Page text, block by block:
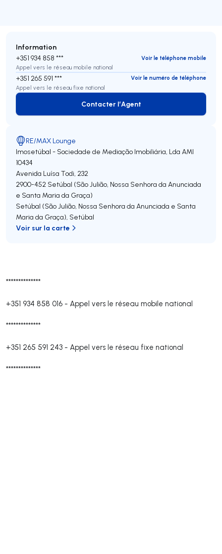
**************
+351 934 858 016 - Appel vers le réseau mobile national
**************
+351 265 591 243 - Appel vers le réseau fixe national
**************
Information
+351 934 858 ***
Voir le téléphone mobile
Appel vers le réseau mobile national
+351 265 591 ***
Voir le numéro de téléphone
Appel vers le réseau fixe national
Contacter l’Agent
Contacter l’Agent
RE/MAX Lounge
Imosetúbal - Sociedade de Mediação Imobiliária, Lda AMI
10434
Avenida Luísa Todi, 232
2900-452 Setúbal (São Julião, Nossa Senhora da Anunciada
e Santa Maria da Graça)
Setúbal (São Julião, Nossa Senhora da Anunciada e Santa
Maria da Graça), Setúbal
Voir sur la carte